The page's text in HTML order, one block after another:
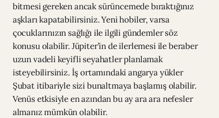
bitmesi gereken ancak sürüncemede bıraktığınız
aşkları kapatabilirsiniz. Yeni hobiler, varsa
çocuklarınızın sağlığı ile ilgili gündemler söz
konusu olabilir. Jüpiter’in de ilerlemesi ile beraber
uzun vadeli keyifli seyahatler planlamak
isteyebilirsiniz. İş ortamındaki angarya yükler
Şubat itibariyle sizi bunaltmaya başlamış olabilir.
Venüs etkisiyle en azından bu ay ara ara nefesler
almanız mümkün olabilir.